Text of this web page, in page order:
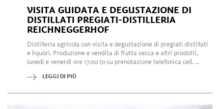
VISITA GUIDATA E DEGUSTAZIONE DI
DISTILLATI PREGIATI-DISTILLERIA
REICHNEGGERHOF
Distilleria agricola con visita e degustazione di pregiati distillati
e liquori. Produzione e vendita di frutta secca e altri prodotti,
lunedì e venerdì ore 17.00 (o su prenotazione telefonica cell. ...
LEGGI DI PIÙ